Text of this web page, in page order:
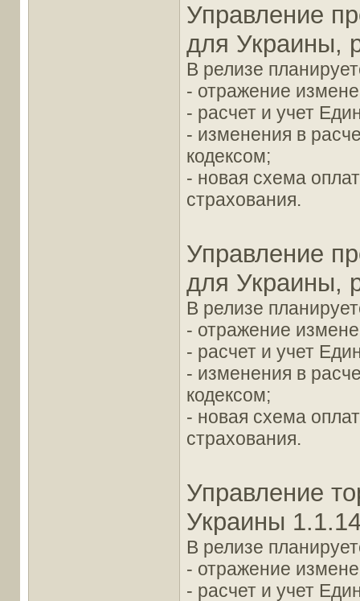
Управление
для Украины,
В релизе
- отражение
- расчет и учет
- изменения в
кодексом;
- новая схема
страхования.
Управление
для Украины,
В релизе
- отражение
- расчет и учет
- изменения в
кодексом;
- новая схема
страхования.
Управление
Украины
В релизе
- отражение
- расчет и учет